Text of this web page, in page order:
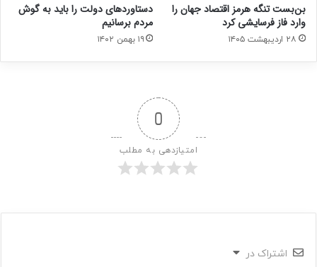
بن‌بست تنگه هرمز اقتصاد جهان را
وارد فاز فرسایشی کرد
۲۸ اردیبهشت ۱۴۰۵
دستاوردهای دولت را باید به گوش
مردم برسانیم
۱۹ بهمن ۱۴۰۲
0
امتیازدهی به مطلب
اشتراک در